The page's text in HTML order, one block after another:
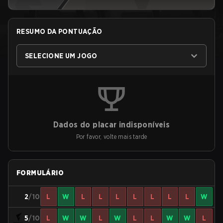
RESUMO DA PONTUAÇÃO
SELECIONE UM JOGO
Dados do placar indisponíveis
Por favor, volte mais tarde
FORMULÁRIO
2/10 L W L L L L L L L W
5/10 L W W L W L L W W L